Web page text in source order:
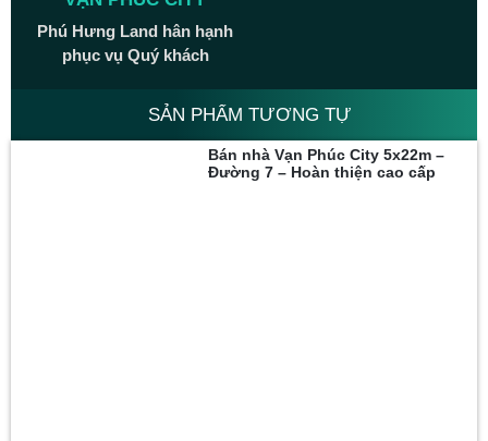
Phú Hưng Land hân hạnh
phục vụ Quý khách
SẢN PHẨM TƯƠNG TỰ
Bán nhà Vạn Phúc City 5x22m –
Đường 7 – Hoàn thiện cao cấp